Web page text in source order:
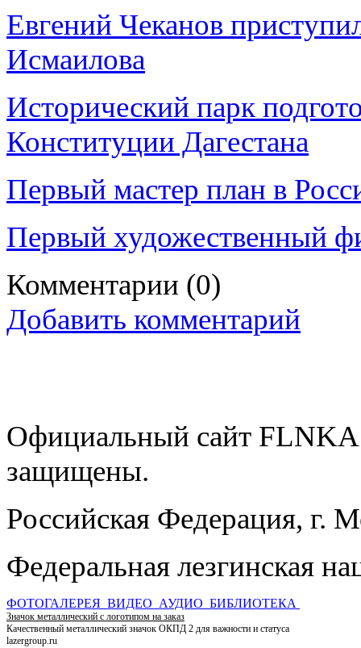
Евгений Чеканов
Исмаилова
Исторический парк
Конституции Дагестана
Первый мастер план в
Первый художественный
Комментарии (0)
Добавить комментарий
Официальный сайт
защищены.
Российская Федерация, г.
Федеральная лезгинская
ФОТОГАЛЕРЕЯ ВИДЕО АУДИО БИБЛИОТЕКА
Значок металлический с логотипом на заказ
Качественный металлический значок ОКПД 2 для важности и статуса
lazergroup.ru